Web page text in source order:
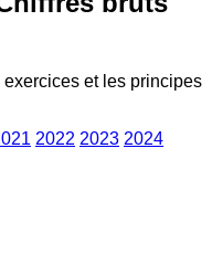
et les principes
2022 2023 2024